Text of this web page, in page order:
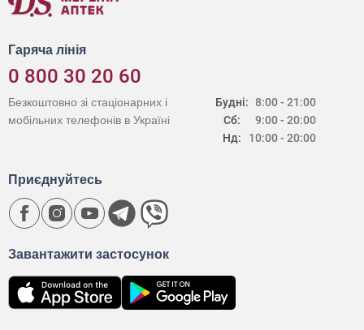
Гаряча лінія
0 800 30 20 60
Будні:
Сб:
Нд:
8:00 - 21:00
9:00 - 20:00
10:00 - 20:00
Безкоштовно зі стаціонарних і
мобільних телефонів в Україні
Завантажити застосунок
Приєднуйтесь